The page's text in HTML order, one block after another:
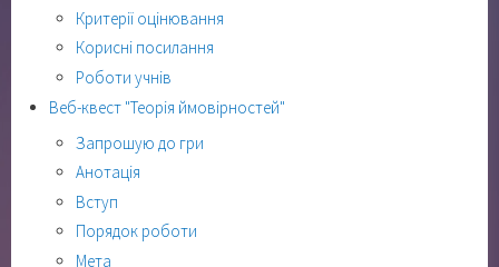
Критерії оцінювання
Корисні посилання
Роботи учнів
Веб-квест "Теорія ймовірностей"
Запрошую до гри
Анотація
Вступ
Порядок роботи
Мета